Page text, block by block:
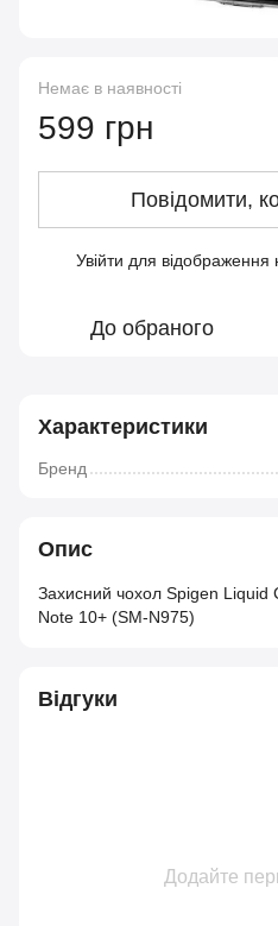
Немає в наявності
599 грн
Повідомити,
Увійти для відображення
До обраного
Характеристики
Бренд
Опис
Захисний чохол Spigen
Note 10+ (SM-N975)
Відгуки
Додайте